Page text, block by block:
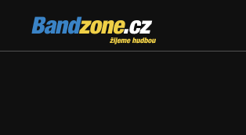
Bandzone.cz
žijeme hudbou